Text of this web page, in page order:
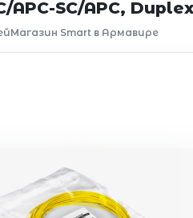
APC-SC/APC,
Магазин Smart в Армавире